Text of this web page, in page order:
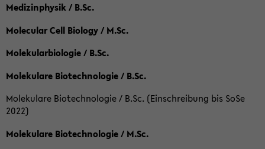
Medizinphysik / B.Sc.
Molecular Cell Biology / M.Sc.
Molekularbiologie / B.Sc.
Molekulare Biotechnologie / B.Sc.
Molekulare Biotechnologie / B.Sc. (Einschreibung bis SoSe
2022)
Molekulare Biotechnologie / M.Sc.